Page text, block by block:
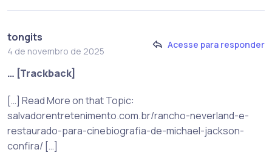
tongits
4 de novembro de 2025
Acesse para responder
… [Trackback]
[…] Read More on that Topic:
salvadorentretenimento.com.br/rancho-neverland-e-
restaurado-para-cinebiografia-de-michael-jackson-
confira/ […]